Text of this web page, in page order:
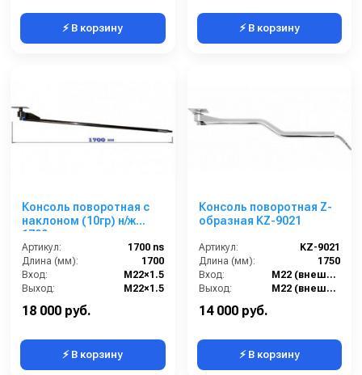
⚡ В корзину ⚡ В корзину
Консоль поворотная с
наклоном (10гр) н/ж
1700мм
Артикул:
1700 ns
Длина (мм):
1700
Вход:
M22×1.5
Выход:
M22×1.5
18 000 руб.
⚡ В корзину
Консоль поворотная Z-
образная KZ-9021
Артикул:
KZ-9021
Длина (мм):
1750
Вход:
M22 (внешний)
Выход:
M22 (внешний)
Муфта соединения:
14 000 руб.
⚡ В корзину